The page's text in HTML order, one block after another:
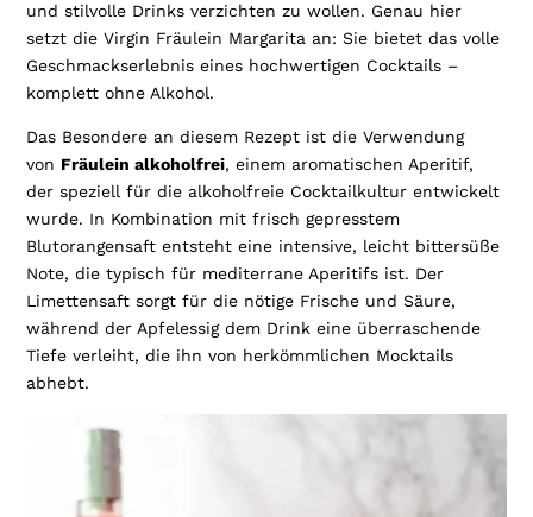
und stilvolle Drinks verzichten zu wollen. Genau hier
setzt die Virgin Fräulein Margarita an: Sie bietet das volle
Geschmackserlebnis eines hochwertigen Cocktails –
komplett ohne Alkohol.
Das Besondere an diesem Rezept ist die Verwendung
von Fräulein alkoholfrei, einem aromatischen Aperitif,
der speziell für die alkoholfreie Cocktailkultur entwickelt
wurde. In Kombination mit frisch gepresstem
Blutorangensaft entsteht eine intensive, leicht bittersüße
Note, die typisch für mediterrane Aperitifs ist. Der
Limettensaft sorgt für die nötige Frische und Säure,
während der Apfelessig dem Drink eine überraschende
Tiefe verleiht, die ihn von herkömmlichen Mocktails
abhebt.